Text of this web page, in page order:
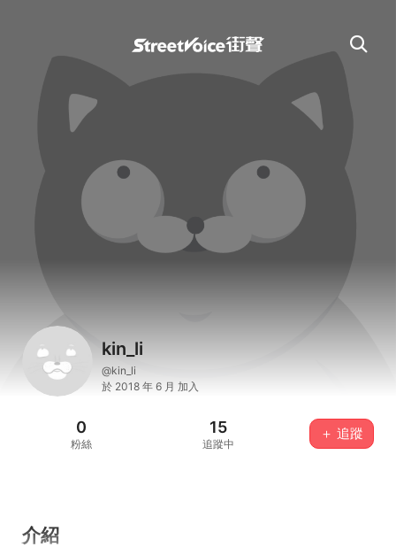
kin_li
@kin_li
於 2018 年 6 月 加入
0
粉絲
15
追蹤中
＋ 追蹤
介紹